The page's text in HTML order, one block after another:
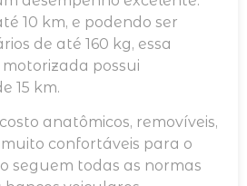
10 km, e podendo ser
de até 160 kg, essa
possui
15 km.
anatômicos, removíveis,
confortáveis para o
seguem todas as normas